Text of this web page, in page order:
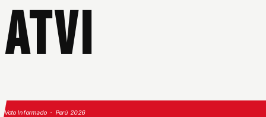
ATVI
Voto Informado · Perú 2026